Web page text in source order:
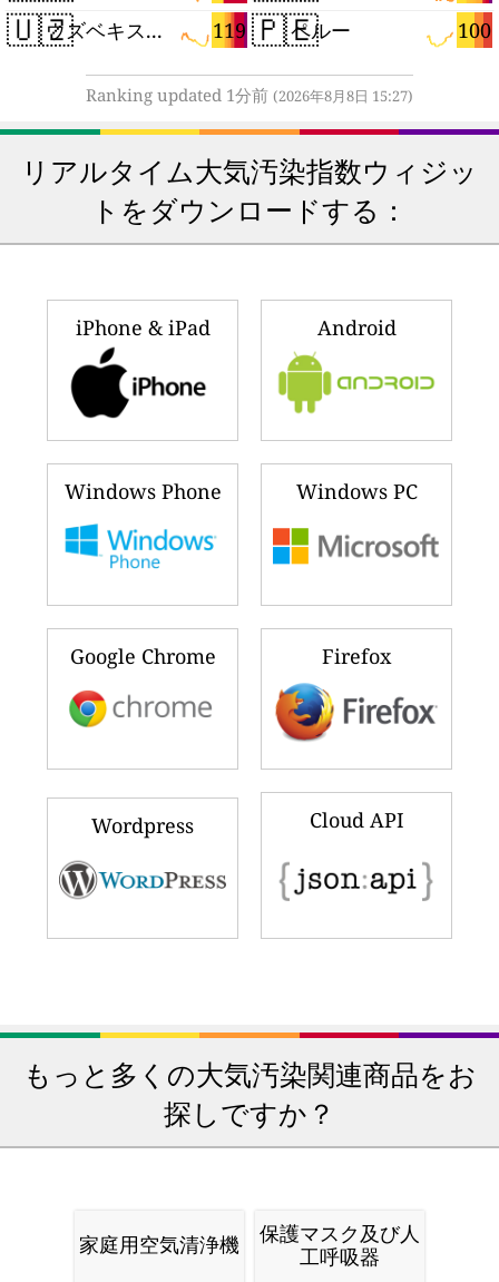
🇺🇿 119
ウズベキスタン 🇵🇪 100
ペルー
Ranking updated 1分前 (2026年8月8日 15:27)
リアルタイム大気汚染指数ウィジッ
トをダウンロードする：
iPhone & iPad Android
Windows Phone Windows PC
Google Chrome Firefox
Wordpress Cloud API
もっと多くの大気汚染関連商品をお
探しですか？
家庭用空気清浄機
保護マスク及び人
工呼吸器